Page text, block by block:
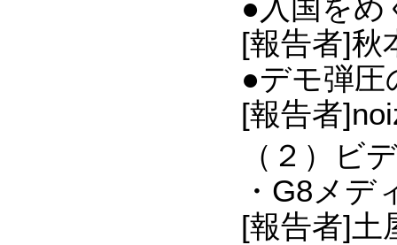
●入国をめ
[報告者]秋
●デモ弾圧
[報告者
（２）ビ
・G8メ
[報告者]土